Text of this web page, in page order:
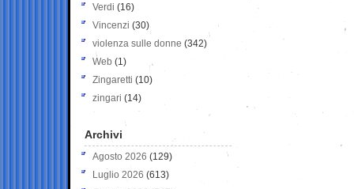
Verdi (16)
Vincenzi (30)
violenza sulle donne (342)
Web (1)
Zingaretti (10)
zingari (14)
Archivi
Agosto 2026 (129)
Luglio 2026 (613)